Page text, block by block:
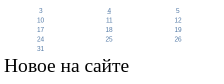
3 4
5
10
11
12
17
18
19
24
25
26
31
Новое на сайте